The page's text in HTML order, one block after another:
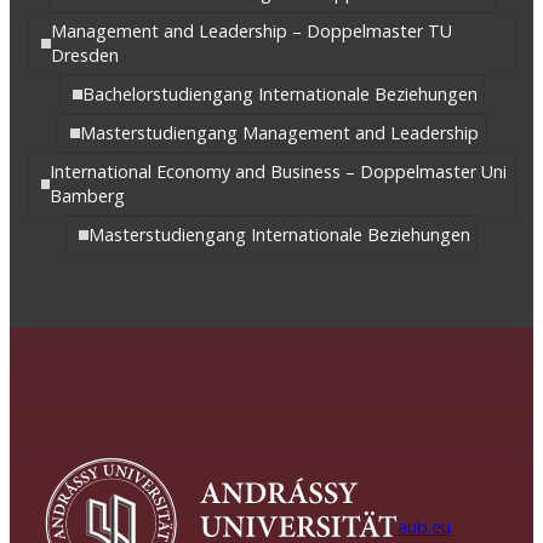
Management and Leadership – Doppelmaster TU
Dresden
Bachelorstudiengang Internationale Beziehungen
Masterstudiengang Management and Leadership
International Economy and Business – Doppelmaster Uni
Bamberg
Masterstudiengang Internationale Beziehungen
aub.eu